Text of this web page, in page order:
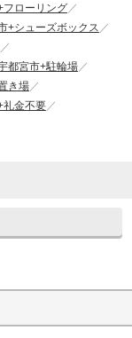
フローリング
+シューズボックス
都宮市+駐輪場
き場
礼金不要